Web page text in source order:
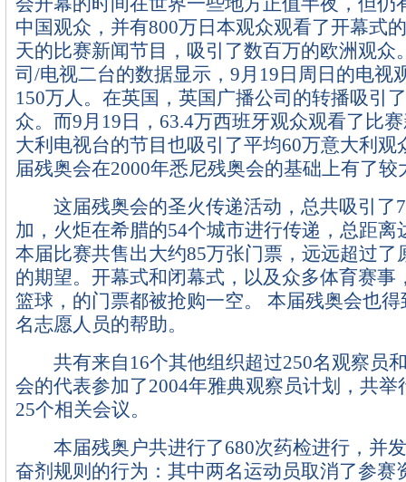
中国观众，并有800万日本观众观看了开幕式
天的比赛新闻节目，吸引了数百万的欧洲观众
司/电视二台的数据显示，9月19日周日的电视
150万人。在英国，英国广播公司的转播吸引
众。而9月19日，63.4万西班牙观众观看了比
大利电视台的节目也吸引了平均60万意大利观
届残奥会在2000年悉尼残奥会的基础上有了较
这届残奥会的圣火传递活动，总共吸引了
加，火炬在希腊的54个城市进行传递，总距离
本届比赛共售出大约85万张门票，远远超过了
的期望。开幕式和闭幕式，以及众多体育赛事
篮球，的门票都被抢购一空。 本届残奥会也得
名志愿人员的帮助。
共有来自16个其他组织超过250名观察员
会的代表参加了2004年雅典观察员计划，共举
25个相关会议。
本届残奥户共进行了680次药检进行，并发
奋剂规则的行为：其中两名运动员取消了参赛